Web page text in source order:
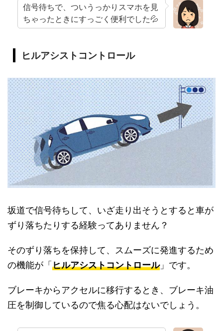
信号待ちで、ついうっかりスマホを見
ちゃったときにすっごく便利でした💦
ヒルアシストコントロール
坂道で信号待ちして、いざ走り出そうとすると車が
ずり落ちたりする経験ってありません？
そのずり落ちを保持して、スムーズに発進するため
の機能が「 ヒルアシストコントロール」です。
ブレーキからアクセルに移行するとき、ブレーキ油
圧を制御しているので焦る心配はないでしょう。